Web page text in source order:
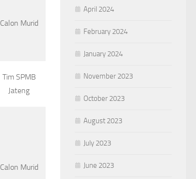
Calon Murid
Tim SPMB
Jateng
Calon Murid
April 2024
February 2024
January 2024
November 2023
October 2023
August 2023
July 2023
June 2023